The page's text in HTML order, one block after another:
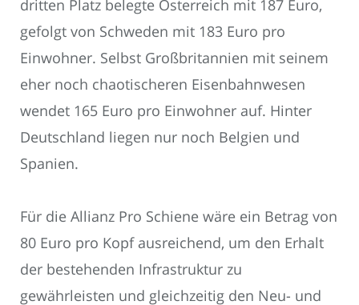
dritten Platz belegte Österreich mit 187 Euro,
gefolgt von Schweden mit 183 Euro pro
Einwohner. Selbst Großbritannien mit seinem
eher noch chaotischeren Eisenbahnwesen
wendet 165 Euro pro Einwohner auf. Hinter
Deutschland liegen nur noch Belgien und
Spanien.
Für die Allianz Pro Schiene wäre ein Betrag von
80 Euro pro Kopf ausreichend, um den Erhalt
der bestehenden Infrastruktur zu
gewährleisten und gleichzeitig den Neu- und